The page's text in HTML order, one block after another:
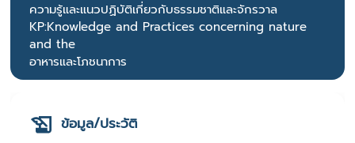
ความรู้และแนวปฏิบัติเกี่ยวกับธรรมชาติและจักรวาล
KP:Knowledge and Practices concerning nature
and the
อาหารและโภชนาการ
ข้อมูล/ประวัติ